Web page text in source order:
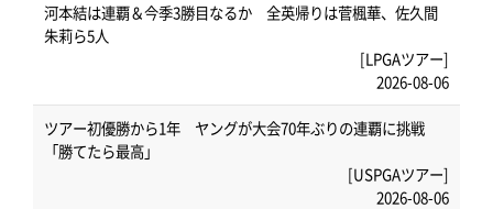
河本結は連覇＆今季3勝目なるか 全英帰りは菅楓華、佐久間
朱莉ら5人
[LPGAツアー]
2026-08-06
ツアー初優勝から1年 ヤングが大会70年ぶりの連覇に挑戦
「勝てたら最高」
[USPGAツアー]
2026-08-06